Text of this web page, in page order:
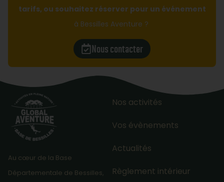
tarifs, ou souhaitez réserver pour un événement
à Bessilles Aventure ?
Nous contacter
Au cœur de la Base
Départementale de Bessilles,
Nos activités
Vos évènements
Actualités
Règlement intérieur